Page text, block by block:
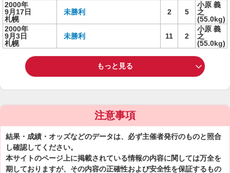
2000年
9月17日
札幌
未勝利 2 5
小原 義
之
(55.0kg)
2000年
9月3日
札幌
未勝利 11 2
小原 義
之
(55.0kg)
もっと見る
注意事項
結果・成績・オッズなどのデータは、必ず主催者発行のものと照合
し確認してください。
本サイトのページ上に掲載されている情報の内容に関しては万全を
期しておりますが、その内容の正確性および安全性を保証するもの